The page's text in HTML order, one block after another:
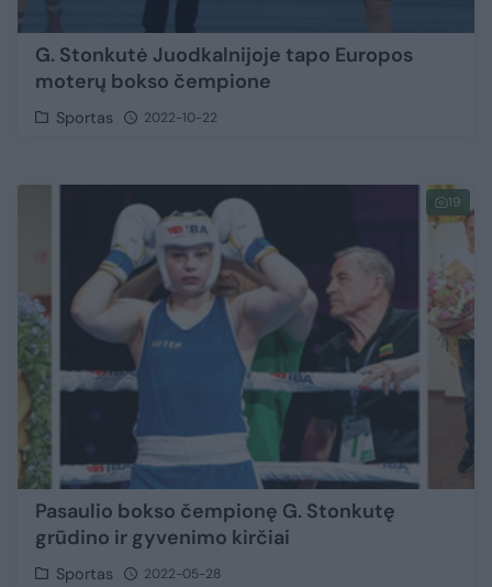
G. Stonkutė Juodkalnijoje tapo Europos
moterų bokso čempione
Sportas 2022-10-22
19
Pasaulio bokso čempionę G. Stonkutę
grūdino ir gyvenimo kirčiai
Sportas 2022-05-28